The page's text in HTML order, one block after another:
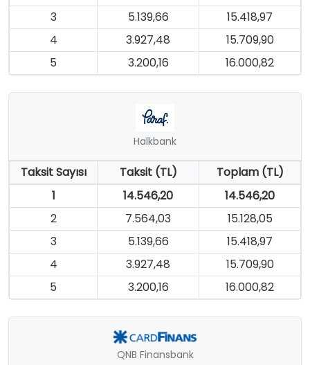
3
5.139,66
15.418,97
4
3.927,48
15.709,90
5
3.200,16 16.000,82
Halkbank
Taksit Sayısı Taksit (TL)
Toplam (TL)
1
14.546,20
14.546,20
2
7.564,03
15.128,05
3
5.139,66
15.418,97
4
3.927,48
15.709,90
5
3.200,16 16.000,82
QNB Finansbank